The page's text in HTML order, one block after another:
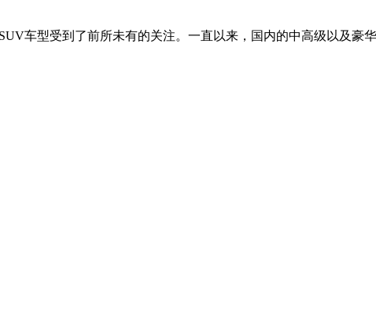
车型受到了前所未有的关注。一直以来，国内的中高级以及豪